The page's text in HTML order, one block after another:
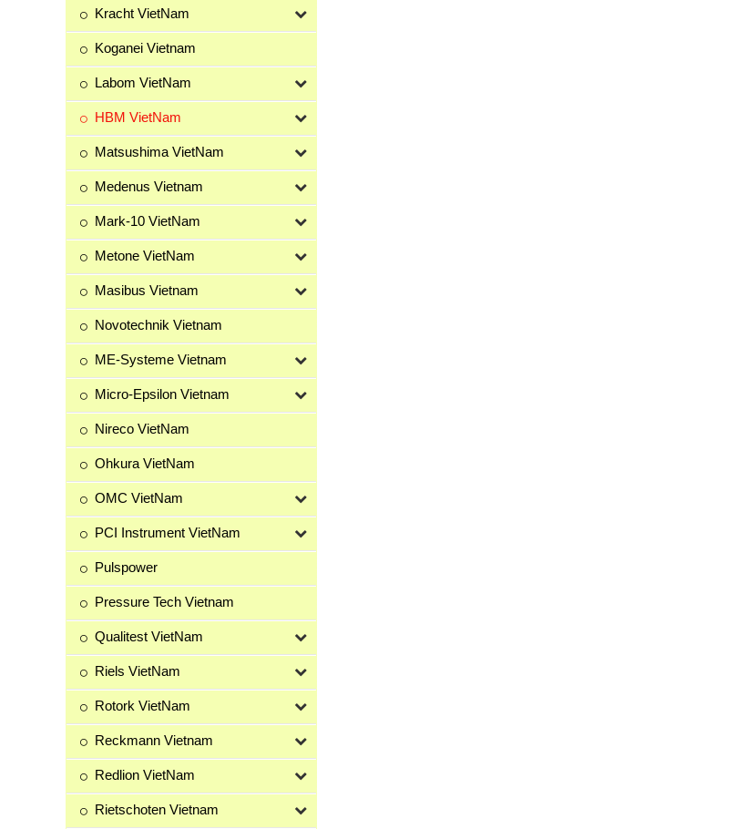
Kracht VietNam
Koganei Vietnam
Labom VietNam
HBM VietNam
Matsushima VietNam
Medenus Vietnam
Mark-10 VietNam
Metone VietNam
Masibus Vietnam
Novotechnik Vietnam
ME-Systeme Vietnam
Micro-Epsilon Vietnam
Nireco VietNam
Ohkura VietNam
OMC VietNam
PCI Instrument VietNam
Pulspower
Pressure Tech Vietnam
Qualitest VietNam
Riels VietNam
Rotork VietNam
Reckmann Vietnam
Redlion VietNam
Rietschoten Vietnam